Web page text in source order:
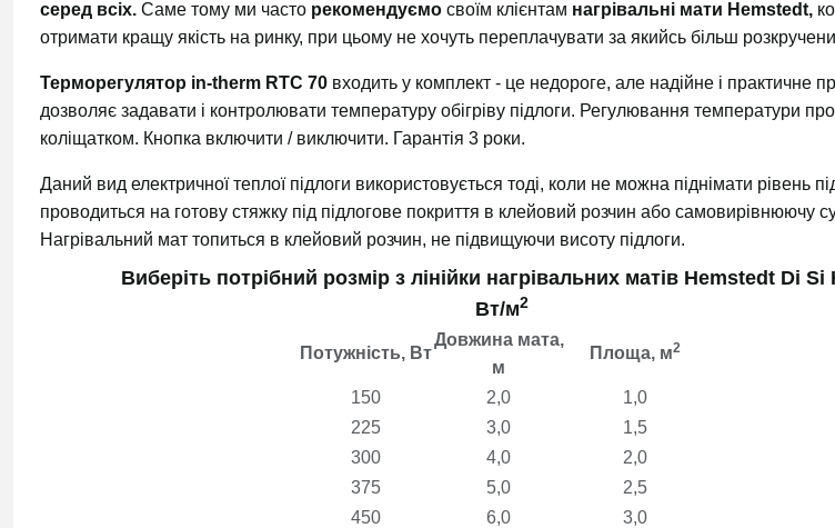
серед всіх. Саме тому ми часто рекомендуємо своїм клієнтам нагрівальні мати Hemstedt,
отримати кращу якість на ринку, при цьому не хочуть переплачувати за якийсь більш
Терморегулятор in-therm RTC 70 входить у комплект - це недороге, але надійне і практичне
дозволяє задавати і контролювати температуру обігріву підлоги. Регулювання температури
коліщатком. Кнопка включити / виключити. Гарантія 3 роки.
Даний вид електричної теплої підлоги використовується тоді, коли не можна піднімати рівень
проводиться на готову стяжку під підлогове покриття в клейовий розчин або самовирівнюючу
Нагрівальний мат топиться в клейовий розчин, не підвищуючи висоту підлоги.
Виберіть потрібний розмір з лінійки нагрівальних матів Hemstedt Di Si
Вт/м2
Потужність, Вт
Довжина мата,
м
Площа, м2
150 2,0
1,0
225
3,0
1,5
300
4,0
2,0
375
5,0
2,5
450
6,0
3,0